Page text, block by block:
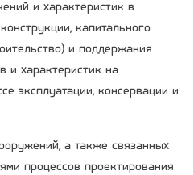
и характеристик в
капитального
и поддержания
и характеристик на
эксплуатации, консервации и
а также связанных
процессов проектирования